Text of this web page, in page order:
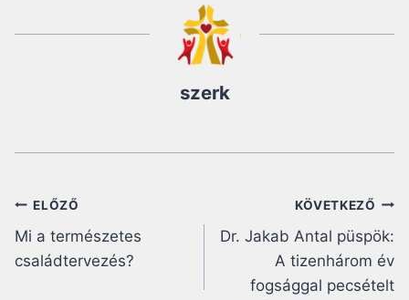
szerk
Bejegyzés
navigáció
ELŐZŐ
Mi a természetes
családtervezés?
KÖVETKEZŐ
Dr. Jakab Antal püspök:
A tizenhárom év
fogsággal pecsételt